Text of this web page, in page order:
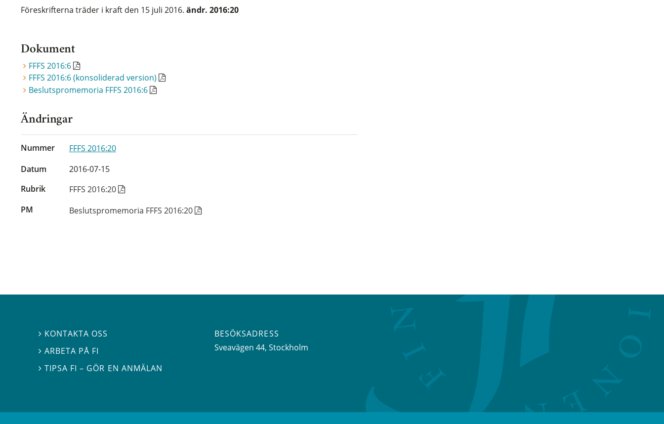
Föreskrifterna träder i kraft den 15 juli 2016.ändr. 2016:20
Dokument
FFFS 2016:6
FFFS 2016:6 (konsoliderad version)
Beslutspromemoria FFFS 2016:6
Ändringar
Nummer
FFFS 2016:20
Datum
2016-07-15
Rubrik
FFFS 2016:20
PM
Beslutspromemoria FFFS 2016:20
 KONTAKTA OSS
 ARBETA PÅ FI
TIPSA FI – GÖR EN ANMÄLAN
BESÖKSADRESS
Sveavägen 44, Stockholm